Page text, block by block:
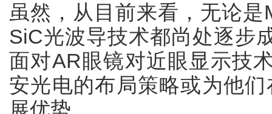
虽然，从目前来看，无论
SiC光波导技术都尚处逐步
面对AR眼镜对近眼显示技
安光电的布局策略或为他
展优势。